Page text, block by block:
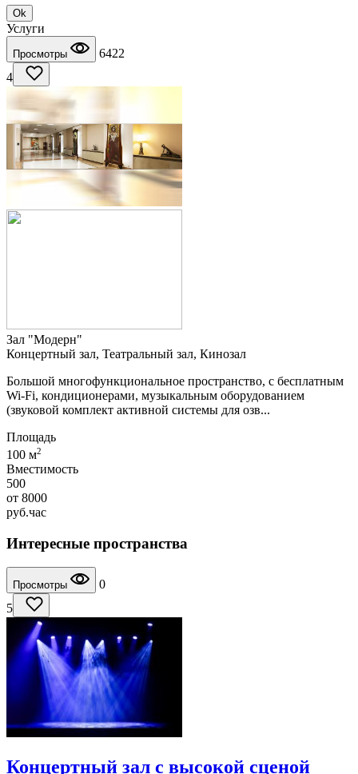
Ok
Услуги
Просмотры
6422
4
Зал "Модерн"
Концертный зал, Театральный зал, Кинозал
Большой многофункциональное пространство, с бесплатным
Wi-Fi, кондиционерами, музыкальным оборудованием
(звуковой комплект активной системы для озв...
Площадь
100 м2
Вместимость
500
от 8000
руб.час
Интересные пространства
Просмотры
0
5
Концертный зал с высокой сценой